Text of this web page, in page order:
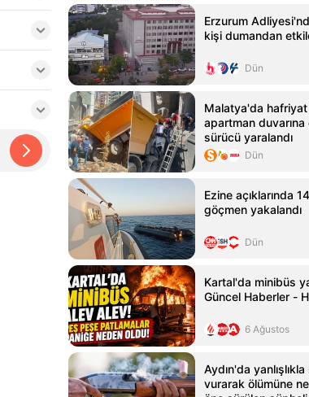
Erzurum
kişi dumandan
Dün
Malatya'da
apartman duvarına
sürücü yaralandı
Dün
Ezine açıklarında
göçmen yakalandı
Dün
Kartal'da minibüs
Güncel Haberler -
6 Ağustos
Aydın'da yanlışlıkla
vurarak ölümüne